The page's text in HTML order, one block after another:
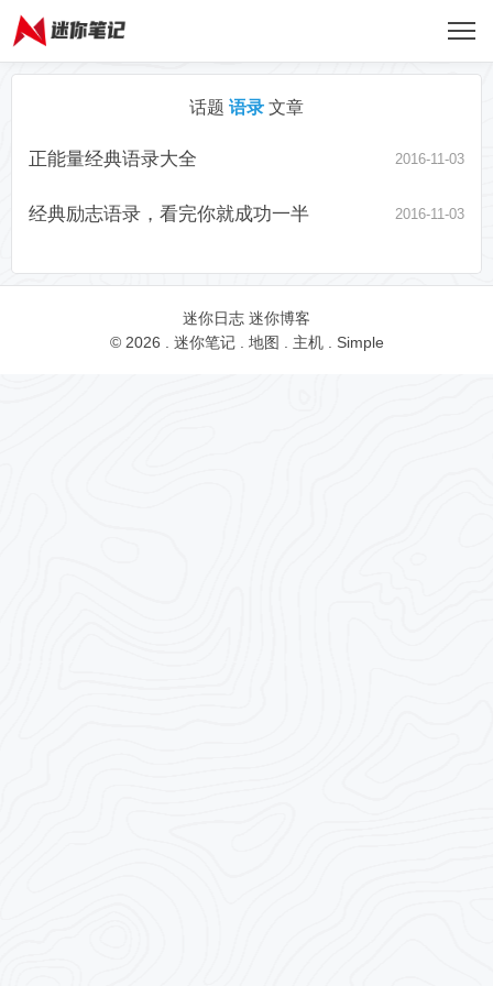
话题 语录 文章
正能量经典语录大全 2016-11-03
经典励志语录，看完你就成功一半 2016-11-03
迷你日志 迷你博客
© 2026 . 迷你笔记. 地图 主机. Simple